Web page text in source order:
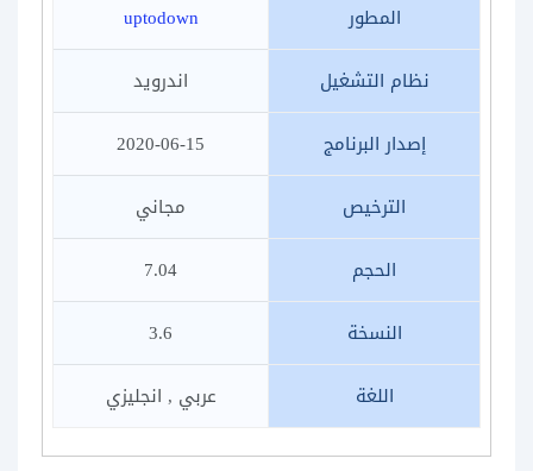
المطور
uptodown
نظام التشغيل
اندرويد
إصدار البرنامج
2020-06-15
الترخيص
مجاني
الحجم
7.04
النسخة
3.6
اللغة
عربي , انجليزي